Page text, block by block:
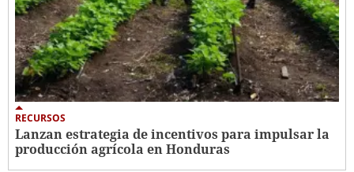
RECURSOS
Lanzan estrategia de incentivos para impulsar la
producción agrícola en Honduras